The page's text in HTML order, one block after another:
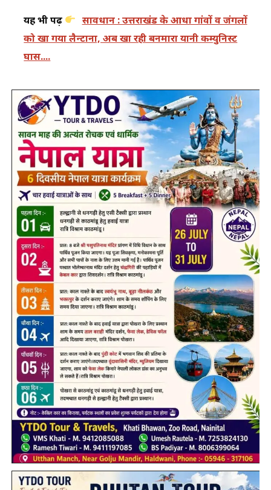
यह भी पढ़ें
सावधान : उत्तराखंड के आधा गांवों व जंगलों
को खा गया लैन्टाना, अब खा रही बनमारा यानी कम्युनिस्ट
घास....